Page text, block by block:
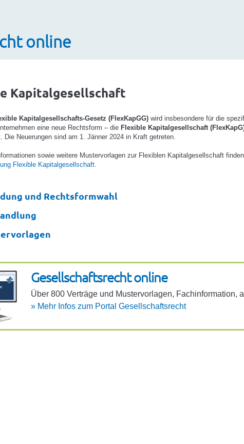
online
Kapitalgesellschaft
Kapitalgesellschafts-Gesetz (FlexKapGG) wird insbesondere für die
eine neue Rechtsform – die Flexible Kapitalgesellschaft
Die Neuerungen sind am 1. Jänner 2024 in Kraft getreten.
sowie weitere Mustervorlagen zur Flexiblen Kapitalgesellschaft
Flexible Kapitalgesellschaft.
und Rechtsformwahl
Gesell­schafts­recht online
Über 800 Verträge und Muster­vor­lagen, Fach­in­for­ma­tion,
» Mehr Infos zum Portal Gesell­schafts­recht